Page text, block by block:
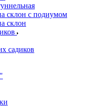
склон с подиумом
склон
садиков